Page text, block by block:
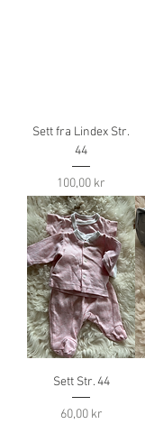
Sett fra Lindex Str.
44
Pris
100,00 kr
Sett Str. 44
Pris
60,00 kr